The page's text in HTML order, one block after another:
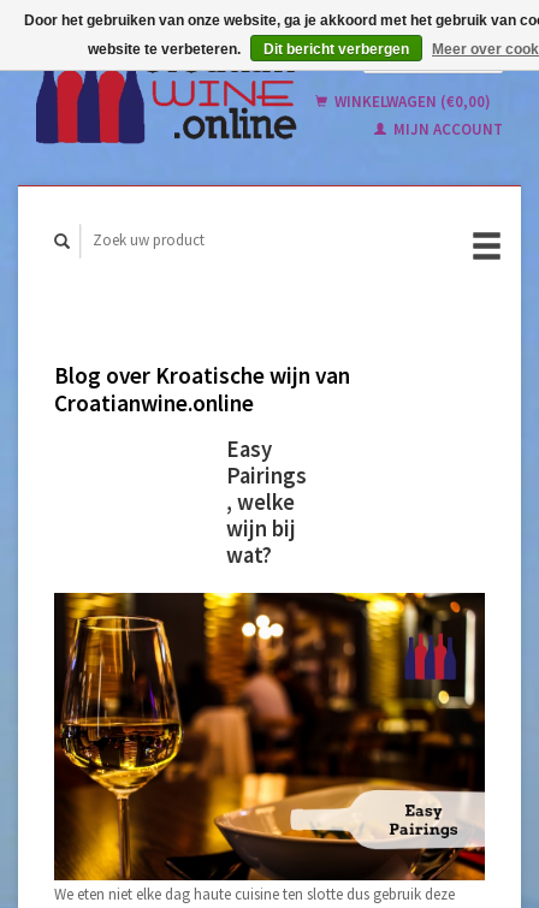
Nederlands
WINKELWAGEN (€0,00)
MIJN ACCOUNT
Blog over Kroatische wijn van
Croatianwine.online
Easy
Pairings
, welke
wijn bij
wat?
We eten niet elke dag haute cuisine ten slotte dus gebruik deze
Door het gebruiken van onze website, ga je akkoord met het gebruik van
website te verbeteren.
Dit bericht verbergen Meer over